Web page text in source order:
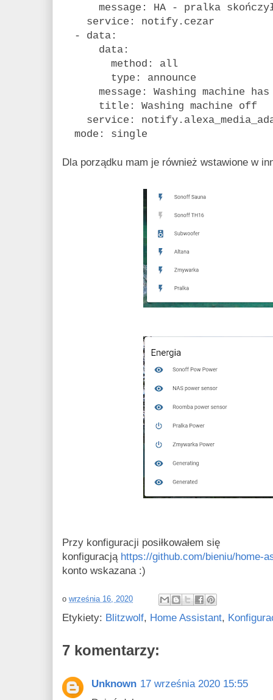
message: HA - pralka
service: notify.cezar
- data:
data:
method: all
type: announce
message: Washing machine
title: Washing machine off
service:
mode: single
Dla porządku mam je również wstawione w
Przy konfiguracji posiłkowałem się
konfiguracją https://github.com/bieniu/home-
konto wskazana :)
o września 16, 2020
Etykiety: Blitzwolf, Home Assistant,
7 komentarzy:
Unknown 17 września 2020 15:55